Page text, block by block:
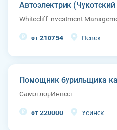
Автоэлектрик
Whitecliff Investment
от 210754 Певек
СамотлорИнвест
от 220000 Усинск